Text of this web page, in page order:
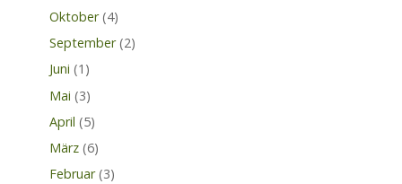
Oktober (4)
September (2)
Juni (1)
Mai (3)
April (5)
März (6)
Februar (3)